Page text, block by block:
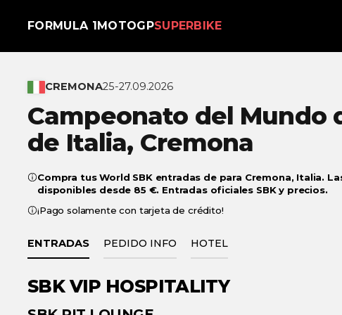
FORMULA 1 MOTOGPSUPERBIKE
CREMONA25-27.09.2026
Campeonato del Mundo
de Italia, Cremona
Compra tus World SBK entradas de para Cremona, Italia.
disponibles desde 85 €. Entradas oficiales SBK y precios.
¡Pago solamente con tarjeta de crédito!
ENTRADAS PEDIDO INFO HOTEL
€ 1
SBKVIP HOSPITALITY